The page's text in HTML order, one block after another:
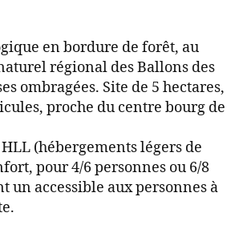
en bordure de forêt, au
régional des Ballons des
ombragées. Site de 5 hectares,
proche du centre bourg de
(hébergements légers de
pour 4/6 personnes ou 6/8
un accessible aux personnes à